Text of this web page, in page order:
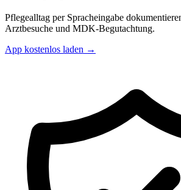
Pflegealltag per Spracheingabe
Arztbesuche und MDK-Begutachtung.
App kostenlos laden →